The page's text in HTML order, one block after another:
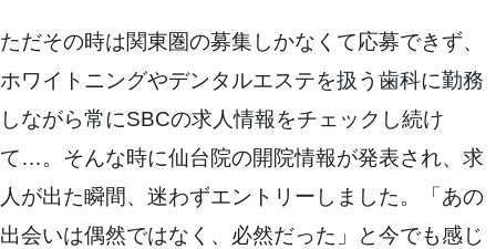
ただその時は関東圏の募集しかなくて応募できず、
ホワイトニングやデンタルエステを扱う歯科に勤務
しながら常にSBCの求人情報をチェックし続け
て…。そんな時に仙台院の開院情報が発表され、求
人が出た瞬間、迷わずエントリーしました。「あの
出会いは偶然ではなく、必然だった」と今でも感じ